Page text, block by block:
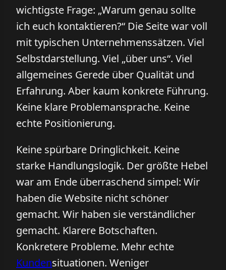
wichtigste Frage: „Warum genau sollte
ich euch kontaktieren?“ Die Seite war voll
mit typischen Unternehmenssätzen. Viel
Selbstdarstellung. Viel „über uns“. Viel
allgemeines Gerede über Qualität und
Erfahrung. Aber kaum konkrete Führung.
Keine klare Problemansprache. Keine
echte Positionierung.
Keine spürbare Dringlichkeit. Keine
starke Handlungslogik. Der größte Hebel
war am Ende überraschend simpel: Wir
haben die Website nicht schöner
gemacht. Wir haben sie verständlicher
gemacht. Klarere Botschaften.
Konkretere Probleme. Mehr echte
Kundensituationen. Weniger